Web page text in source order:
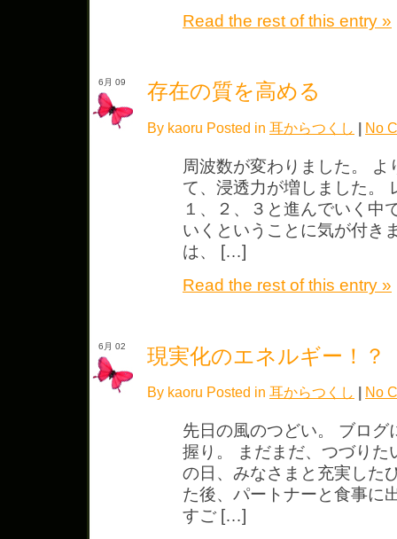
Read the rest of this entry »
6月 09 存在の質を高める
By kaoru Posted in 耳からつくし | No
周波数が変わりました。
て、浸透力が増しました。
１、２、３と進んでいく中
いくということに気が付き
は、 […]
Read the rest of this entry »
6月 02 現実化のエネルギー！？
By kaoru Posted in 耳からつくし | No
先日の風のつどい。 ブロ
握り。 まだまだ、つづり
の日、みなさまと充実した
た後、パートナーと食事に
すご […]